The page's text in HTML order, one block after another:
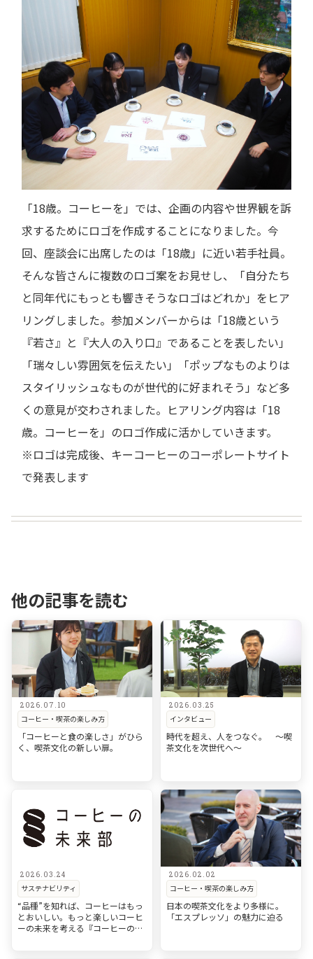
「18歳。コーヒーを」では、企画の内容や世界観を訴
求するためにロゴを作成することになりました。今
回、座談会に出席したのは「18歳」に近い若手社員。
そんな皆さんに複数のロゴ案をお見せし、「自分たち
と同年代にもっとも響きそうなロゴはどれか」をヒア
リングしました。参加メンバーからは「18歳という
『若さ』と『大人の入り口』であることを表したい」
「瑞々しい雰囲気を伝えたい」「ポップなものよりは
スタイリッシュなものが世代的に好まれそう」など多
くの意見が交わされました。ヒアリング内容は「18
歳。コーヒーを」のロゴ作成に活かしていきます。
※ロゴは完成後、キーコーヒーのコーポレートサイト
で発表します
2026.07.10
コーヒー・喫茶の楽しみ方
「コーヒーと食の楽しさ」がひら
く、喫茶文化の新しい扉。
2026.03.25
インタビュー
時代を超え、人をつなぐ。 ～喫
茶文化を次世代へ～
2026.03.24
サステナビリティ
“品種”を知れば、コーヒーはもっ
とおいしい。もっと楽しいコーヒ
ーの未来を考える『コーヒーの未
2026.02.02
コーヒー・喫茶の楽しみ方
日本の喫茶文化をより多様に。
「エスプレッソ」の魅力に迫る